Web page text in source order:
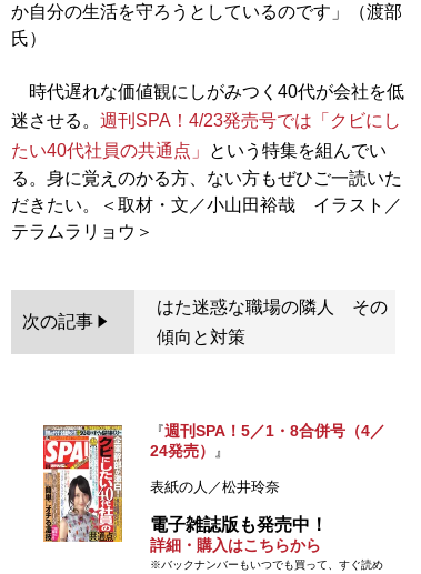
か自分の生活を守ろうとしているのです」（渡部
氏）
時代遅れな価値観にしがみつく40代が会社を低
迷させる。 週刊SPA！4/23発売号では「クビにし
たい40代社員の共通点」
という特集を組んでい
る。身に覚えのかる方、ない方もぜひご一読いた
だきたい。＜取材・文／小山田裕哉 イラスト／
次の記事
はた迷惑な職場の隣人 その
傾向と対策
『週刊SPA！5／1・8合併号（4／
24発売）
』
表紙の人／松井玲奈
電子雑誌版も発売中！
詳細・購入はこちらから
※バックナンバーもいつでも買って、すぐ読め